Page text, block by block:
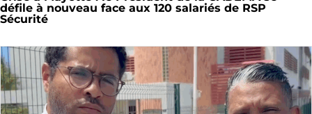
défile à nouveau face aux 120 salariés de RSP
Sécurité